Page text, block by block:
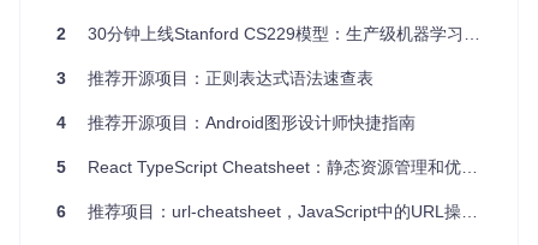
结合 Tailwind CSS 的特性，此项目适用于任何需要高效和灵
活控制网页样式的项目。
式效果。
变得简单快捷。
2 30分钟上线Stanford CS229模型：生产级机器学习部署避坑指南
3 推荐开源项目：正则表达式语法速查表
4 推荐开源项目：Android图形设计师快捷指南
5 React TypeScript Cheatsheet：静态资源管理和优化的终极指南
6 推荐项目：url-cheatsheet，JavaScript中的URL操作指南